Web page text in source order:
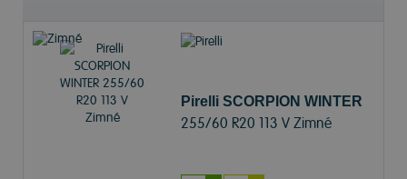
Pirelli SCORPION WINTER
255/60 R20 113 V Zimné